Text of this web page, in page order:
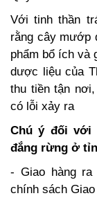
Với tinh thần
rằng cây mướp
phẩm bổ ích và
dược liệu của
thu tiền tận
có lỗi xảy ra
Chú ý đối với
đắng rừng ở
- Giao hàng
chính sách